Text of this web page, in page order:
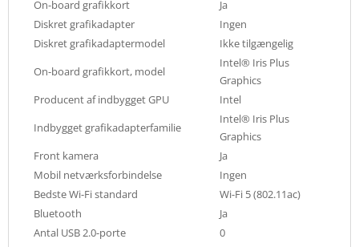
On-board grafikkort
Ja
Diskret grafikadapter
Ingen
Diskret grafikadaptermodel
Ikke tilgængelig
On-board grafikkort, model
Intel® Iris Plus
Graphics
Producent af indbygget GPU
Intel
Indbygget grafikadapterfamilie
Intel® Iris Plus
Graphics
Front kamera
Ja
Mobil netværksforbindelse
Ingen
Bedste Wi-Fi standard
Wi-Fi 5 (802.11ac)
Bluetooth
Ja
Antal USB 2.0-porte
0